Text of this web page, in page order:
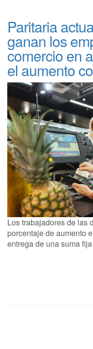
Paritaria
ganan los
comercio en
el aumento
Los trabajadores de las
porcentaje de aumento
entrega de una suma fija